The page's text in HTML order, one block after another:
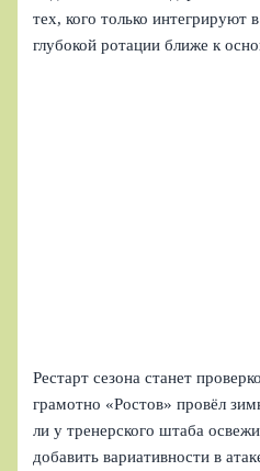
тех, кого только интегрируют
глубокой ротации ближе к
Рестарт сезона станет
грамотно «Ростов» провёл
ли у тренерского штаба
добавить вариативности в